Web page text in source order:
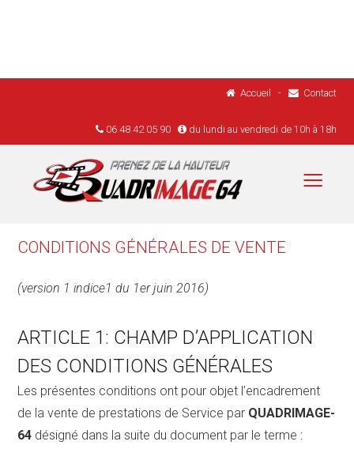
Accueil - Contact
06 48 42 05 90 du lundi au vendredi de 10h à 18h
Menu
Accueil
Drones
Réglementation
Devis
CONDITIONS GÉNÉRALES DE VENTE
(version 1 indice1 du 1er juin 2016)
ARTICLE 1: CHAMP D’APPLICATION
DES CONDITIONS GÉNÉRALES
Les présentes conditions ont pour objet l’encadrement
de la vente de prestations de Service par QUADRIMAGE-
64 désigné dans la suite du document par le terme :